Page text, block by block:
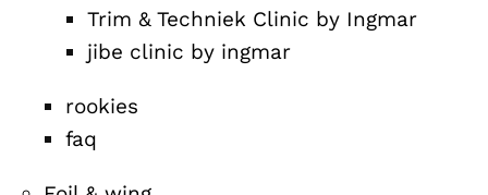
Trim & Techniek Clinic by Ingmar
jibe clinic by ingmar
rookies
faq